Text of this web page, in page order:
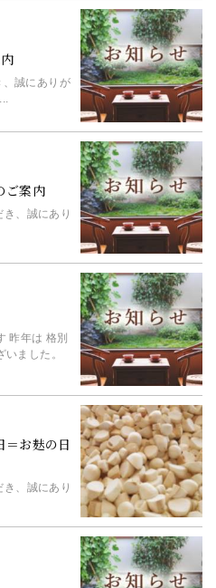
、誠にありが
ご案内
、誠にあり
昨年は 格別
ました。
＝お麸の日
、誠にあり